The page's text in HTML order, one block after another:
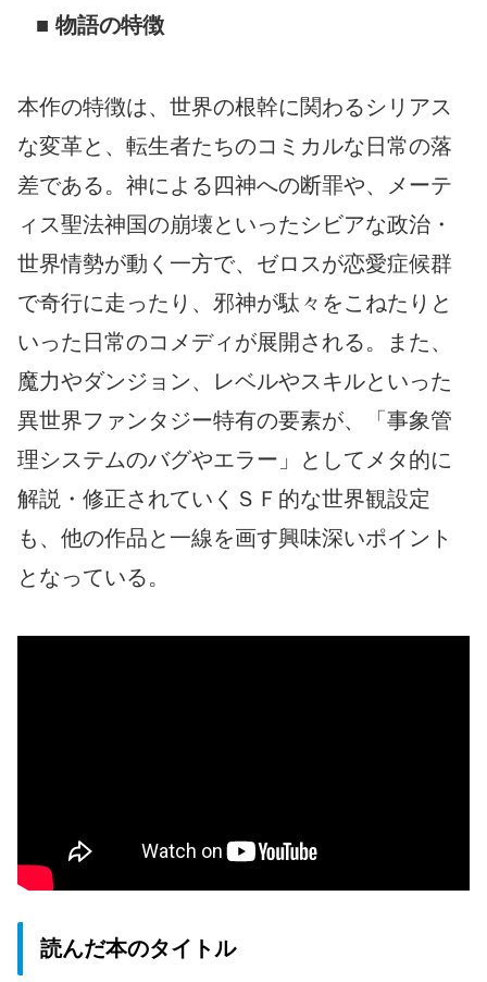
■ 物語の特徴
本作の特徴は、世界の根幹に関わるシリアス
な変革と、転生者たちのコミカルな日常の落
差である。神による四神への断罪や、メーテ
ィス聖法神国の崩壊といったシビアな政治・
世界情勢が動く一方で、ゼロスが恋愛症候群
で奇行に走ったり、邪神が駄々をこねたりと
いった日常のコメディが展開される。また、
魔力やダンジョン、レベルやスキルといった
異世界ファンタジー特有の要素が、「事象管
理システムのバグやエラー」としてメタ的に
解説・修正されていくＳＦ的な世界観設定
も、他の作品と一線を画す興味深いポイント
となっている。
読んだ本のタイトル